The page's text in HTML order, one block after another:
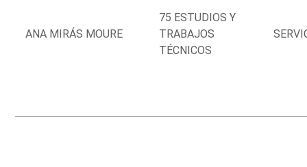
ANA MIRÁS MOURE
75 ESTUDIOS Y
TRABAJOS
TÉCNICOS